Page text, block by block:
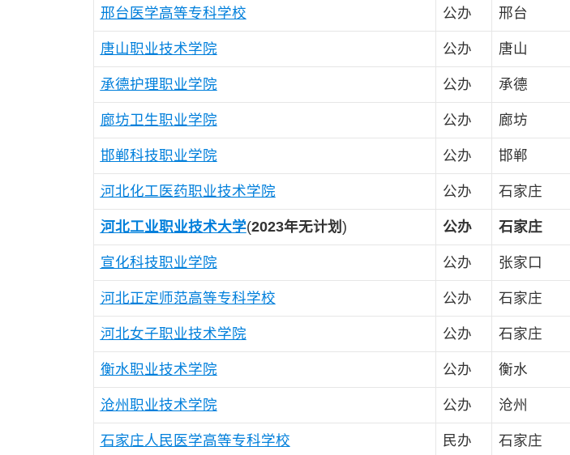
邢台医学高等专科学校 公办 邢台
唐山职业技术学院 公办 唐山
承德护理职业学院 公办 承德
廊坊卫生职业学院 公办 廊坊
邯郸科技职业学院 公办 邯郸
河北化工医药职业技术学院 公办 石家庄
河北工业职业技术大学(2023年无计划 ) 公办 石家庄
宣化科技职业学院 公办 张家口
河北正定师范高等专科学校 公办 石家庄
河北女子职业技术学院 公办 石家庄
衡水职业技术学院 公办 衡水
沧州职业技术学院 公办 沧州
石家庄人民医学高等专科学校 民办 石家庄